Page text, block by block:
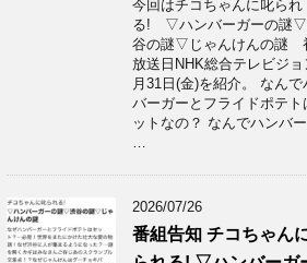
今回はチコちゃんに叱られ
る! ▽ハンバーガーの謎
谷の謎▽じゃんけんの謎
放送日NHK総合テレビジョ
月31日(金)を紹介。 なんで
バーガーとフライドポテト
ットなの？ なんでハンバ
…
2026/07/26
番組告知 チコちゃん